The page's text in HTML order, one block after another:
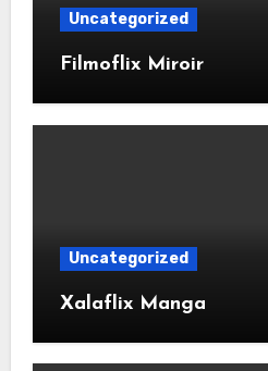
Uncategorized
Filmoflix Miroir
Uncategorized
Xalaflix Manga